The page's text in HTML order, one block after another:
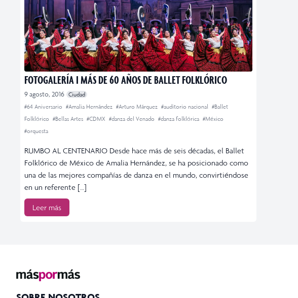
FOTOGALERÍA I MÁS DE 60 AÑOS DE BALLET FOLKLÓRICO
9 agosto, 2016 Ciudad
#64 Aniversario #Amalia Hernández #Arturo Márquez #auditorio nacional #Ballet
Folklórico #Bellas Artes #CDMX #danza del Venado #danza folklórica #México
#orquesta
RUMBO AL CENTENARIO Desde hace más de seis décadas, el Ballet
Folklórico de México de Amalia Hernández, se ha posicionado como
una de las mejores compañías de danza en el mundo, convirtiéndose
en un referente […]
Leer más